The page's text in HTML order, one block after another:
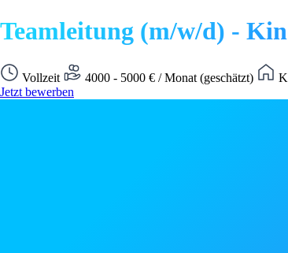
Teamleitung (m/w/d) -
Vollzeit 4000 - 5000 € / Monat (geschätzt)
Jetzt bewerben